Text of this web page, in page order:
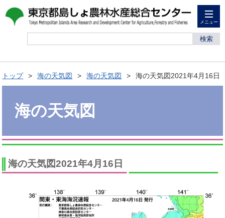
メニュー
検索
トップ 海の天気図 海の天気図 海の天気図2021年4月16日
海の天気図
海の天気図2021年4月16日